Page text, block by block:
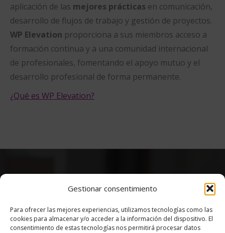
Gestionar consentimiento
Para ofrecer las mejores experiencias, utilizamos tecnologías como las
cookies para almacenar y/o acceder a la información del dispositivo. El
consentimiento de estas tecnologías nos permitirá procesar datos
aplicación de las mejores prácticas en comunicación,
desarrollo de flujos de trabajo y gestión de proyectos.
WP Elevation proporciona a sus miembros acceso a
formación continua y a una comunidad internacional
de profesionales, fomentando el apoyo mutuo y el
desarrollo profesional de forma permanente.
¿Qué es WP Elevation?
PODEMOS AYUDARLE EN
DISEÑO DE MARCA